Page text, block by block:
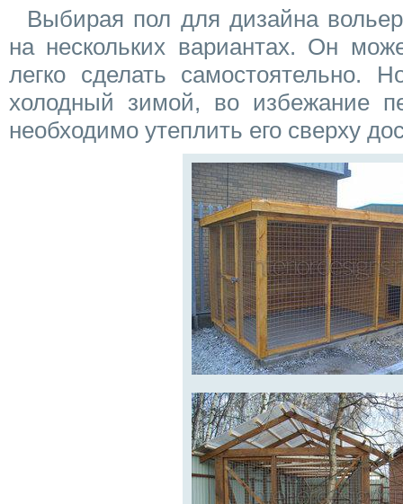
Выбирая пол для дизайна
на нескольких вариантах. Он
легко сделать самостоятельно.
холодный зимой, во избежание
необходимо утеплить его сверху